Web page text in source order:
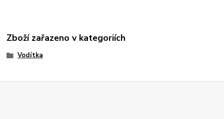
Zboží zařazeno v kategoriích
Vodítka